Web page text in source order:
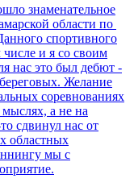
знаменательное
области по
спортивного
и я со своим
нас это был дебют -
Желание
соревнованиях
а не на
сдвинул нас от
областных
мы с